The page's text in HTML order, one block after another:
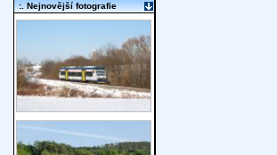
:. Nejnovější fotografie